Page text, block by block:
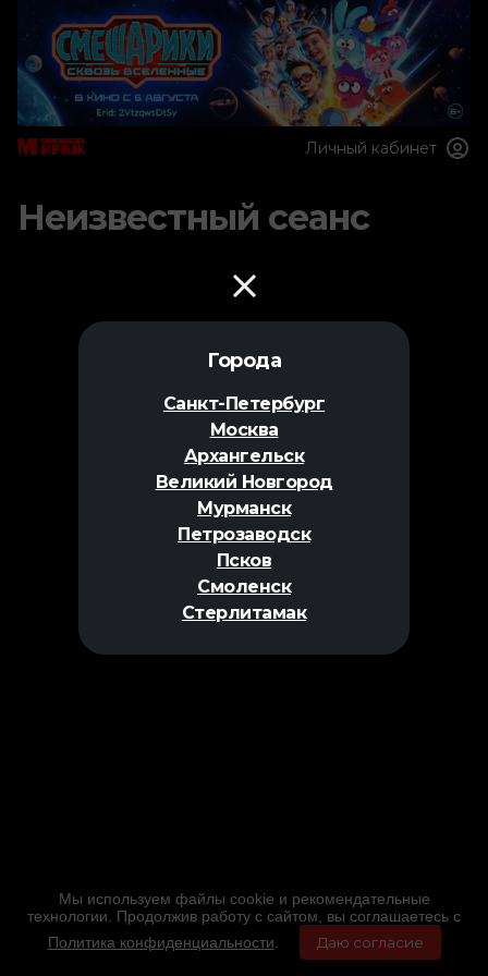
Города
Санкт-Петербург
Москва
Архангельск
Великий Новгород
Мурманск
Петрозаводск
Псков
Смоленск
Стерлитамак
Личный кабинет
Неизвестный сеанс
Мы используем файлы cookie и рекомендательные
технологии. Продолжив работу с сайтом, вы соглашаетесь с
Политика конфиденциальности
Даю согласие